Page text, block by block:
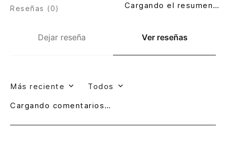
Dejar reseña Ver reseñas
Reseñas (0) Cargando el resumen…
Más reciente Todos
Cargando comentarios…